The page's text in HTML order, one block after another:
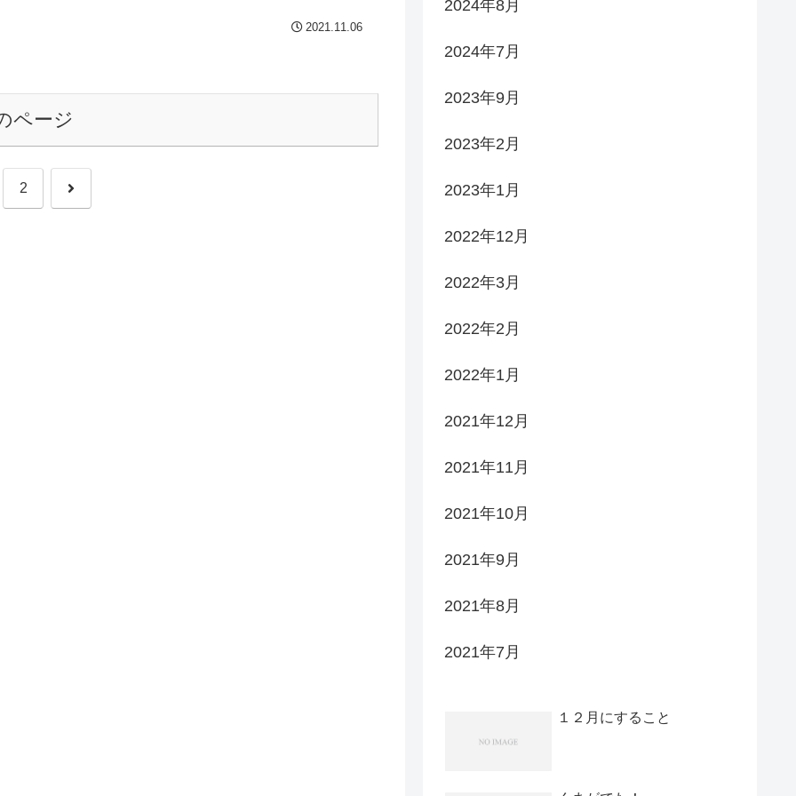
2021.11.06
ページ
2 次
2024年8月
2024年7月
2023年9月
2023年2月
2023年1月
2022年12月
2022年3月
2022年2月
2022年1月
2021年12月
2021年11月
2021年10月
2021年9月
2021年8月
2021年7月
１２月にすること